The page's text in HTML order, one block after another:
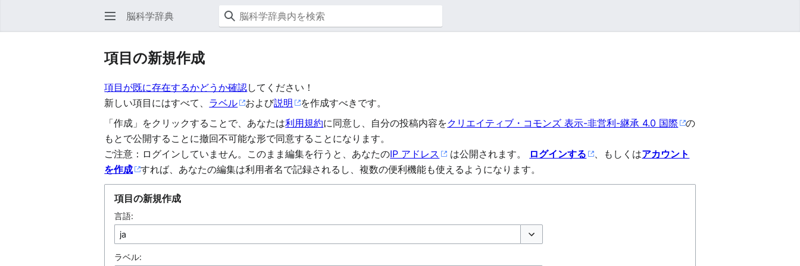
脳科学辞典
項目の新規作成
項目が既に存在するかどうか確認してください！
新しい項目にはすべて、 ラベル および説明
を作成すべきです。
「作成」をクリックすることで、あなたは利用規約に同意し、自分の投稿内容をクリエイティブ・コモンズ 表示-非営利-継承 4.0 国際
の
もとで公開することに撤回不可能な形で同意することになります。
ご注意：ログインしていません。このまま編集を行うと、あなたのIP アドレス は公開されます。 ログインする 、もしくはアカウント
を作成
すれば、あなたの編集は利用者名で記録されるし、複数の便利機能も使えるようになります。
項目の新規作成
言語:
ラベル: